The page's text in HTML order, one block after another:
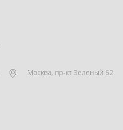
Москва, пр-кт Зеленый 62